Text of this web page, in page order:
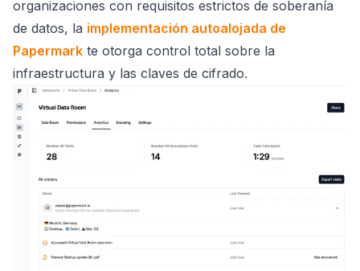
organizaciones con requisitos estrictos de soberanía
de datos, la implementación autoalojada de
Papermark te otorga control total sobre la
infraestructura y las claves de cifrado.